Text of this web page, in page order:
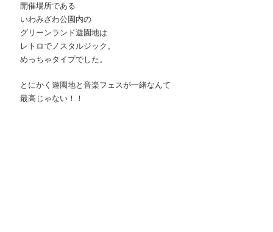
開催場所である
いわみざわ公園内の
グリーンランド遊園地は
レトロでノスタルジック。
めっちゃタイプでした。
とにかく遊園地と音楽フェスが一緒なんて
最高じゃない！！